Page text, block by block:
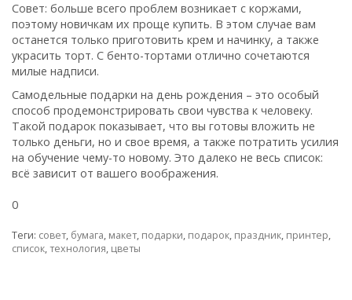
Совет: больше всего проблем возникает с коржами,
поэтому новичкам их проще купить. В этом случае вам
останется только приготовить крем и начинку, а также
украсить торт. С бенто-тортами отлично сочетаются
милые надписи.
Самодельные подарки на день рождения – это особый
способ продемонстрировать свои чувства к человеку.
Такой подарок показывает, что вы готовы вложить не
только деньги, но и свое время, а также потратить усилия
на обучение чему-то новому. Это далеко не весь список:
всё зависит от вашего воображения.
0
Теги: совет, бумага, макет, подарки, подарок, праздник, принтер,
список,технология, цветы